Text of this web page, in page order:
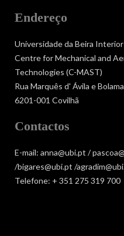
Endereço
Universidade da Beira Interior
Centre for Mechanical and
Technologies (C-MAST)
Rua Marquês d' Ávila e Bolama
6201-001 Covilhã
Contactos
E-mail: anna@ubi.pt /
/bigares@ubi.pt /
Telefone: + 351 275 319 700